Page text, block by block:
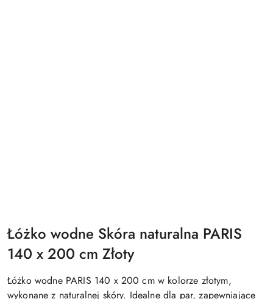
Łóżko wodne Skóra naturalna PARIS
140 x 200 cm Złoty
Łóżko wodne PARIS 140 x 200 cm w kolorze złotym,
wykonane z naturalnej skóry. Idealne dla par, zapewniające